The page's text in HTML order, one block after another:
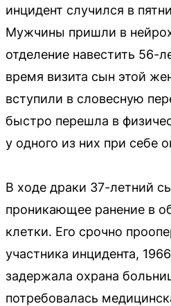
инцидент случился в
Мужчины пришли в
отделение навестить 56-
время визита сын этой
вступили в словесную
быстро перешла в
у одного из них при себе
В ходе драки 37-летний
проникающее ранение в
клетки. Его срочно
участника инцидента,
задержала охрана
потребовалась